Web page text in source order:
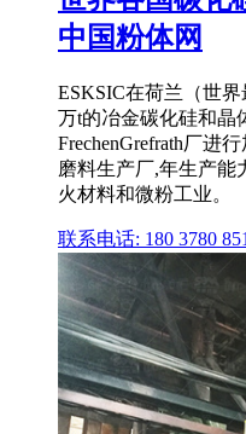
中国粉体网
ESKSIC在荷兰（世
万t的冶金碳化硅和晶
FrechenGrefrath厂进
磨料生产厂,年生产能
火材料和微粉工业。
联系电话: 180 3780